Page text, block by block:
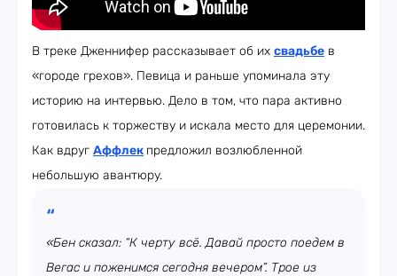
В треке Дженнифер рассказывает об их свадьбе в
«городе грехов». Певица и раньше упоминала эту
историю на интервью. Дело в том, что пара активно
готовилась к торжеству и искала место для церемонии.
Как вдруг Аффлек предложил возлюбленной
небольшую авантюру.
«Бен сказал: “К черту всё. Давай просто поедем в
Вегас и поженимся сегодня вечером”. Трое из